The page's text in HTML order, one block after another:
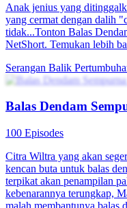
Anak jenius yang
yang cermat dengan dalih
tidak...Tonton Balas
NetShort. Temukan lebih
Serangan Balik